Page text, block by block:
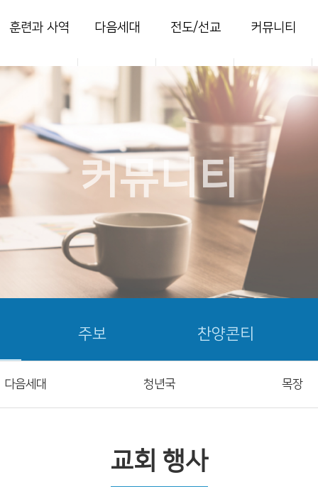
훈련과 사역
훈련
목장
새가족
다음세대
영아부
초등부
청소년부
전도/선교
지역전도
국내선교
해외선교
커뮤니티
열린마당
사진 갤러리
주보
찬양콘티
세미나
세이레특별새벽
부흥회
커뮤니티
주보 찬양콘티
다음세대 청년국 목장
교회 행사